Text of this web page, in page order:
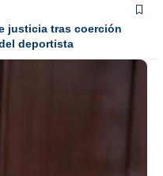
justicia tras coerción
deportista